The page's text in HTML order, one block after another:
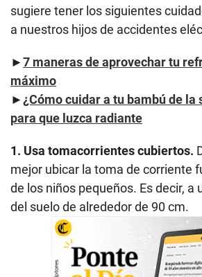
sugiere tener los siguientes
a nuestros hijos de accidentes
►7 maneras de aprovechar tu
máximo
►¿Cómo cuidar a tu bambú de la
para que luzca radiante
1. Usa tomacorrientes cubiertos.
mejor ubicar la toma de corriente
de los niños pequeños. Es decir, a
del suelo de alrededor de 90 cm.